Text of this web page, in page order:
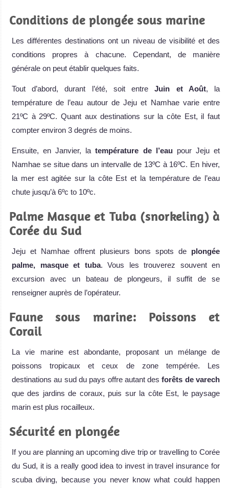
Conditions de plongée sous marine
Les différentes destinations ont un niveau de visibilité et des
conditions propres à chacune. Cependant, de manière
générale on peut établir quelques faits.
Tout d’abord, durant l’été, soit entreJuin et Août, la
température de l’eau autour de Jeju et Namhae varie entre
21ºC à 29ºC. Quant aux destinations sur la côte Est, il faut
compter environ 3 degrés de moins.
Ensuite, en Janvier, latempérature de l’eaupour Jeju et
Namhae se situe dans un intervalle de 13ºC à 16ºC. En hiver,
la mer est agitée sur la côte Est et la température de l’eau
chute jusqu’à 6ºc to 10ºc.
Palme Masque et Tuba (snorkeling) à
Corée du Sud
Jeju et Namhae offrent plusieurs bons spots de plongée
palme, masque et tuba. Vous les trouverez souvent en
excursion avec un bateau de plongeurs, il suffit de se
renseigner auprès de l’opérateur.
Faune sous marine: Poissons et
Corail
La vie marine est abondante, proposant un mélange de
poissons tropicaux et ceux de zone tempérée. Les
destinations au sud du pays offre autant des forêts de varech
que des jardins de coraux, puis sur la côte Est, le paysage
marin est plus rocailleux.
Sécurité en plongée
If you are planning an upcoming dive trip or travelling to Corée
du Sud, it is a really good idea to invest in travel insurance for
scuba diving, because you never know what could happen